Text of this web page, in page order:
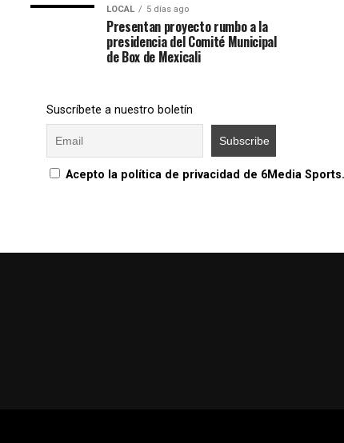
LOCAL 5 días ago
Presentan proyecto rumbo a la
presidencia del Comité Municipal
de Box de Mexicali
Suscríbete a nuestro boletín
Acepto la política de privacidad de 6Media Sports.